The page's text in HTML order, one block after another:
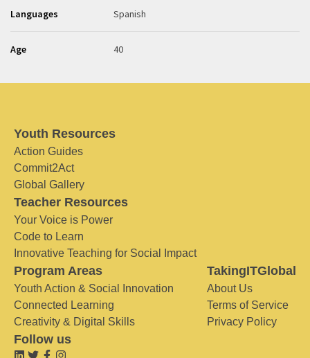
Languages Spanish
Age 40
Youth Resources
Action Guides
Commit2Act
Global Gallery
Teacher Resources
Your Voice is Power
Code to Learn
Innovative Teaching for Social Impact
Program Areas
Youth Action & Social Innovation
Connected Learning
Creativity & Digital Skills
TakingITGlobal
About Us
Terms of Service
Privacy Policy
Follow us